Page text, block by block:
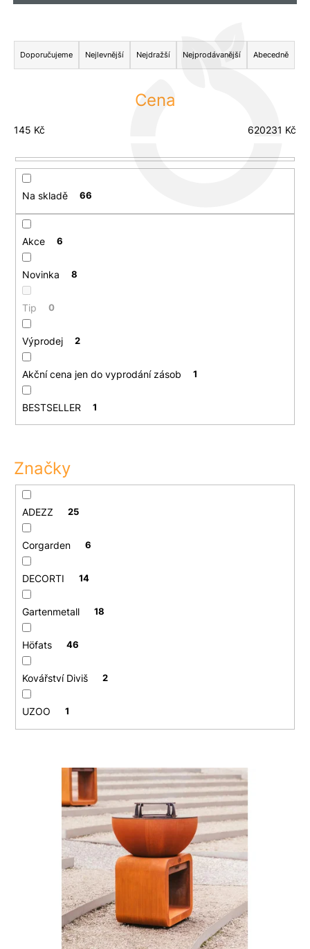
Ř
a
z
í
r
o
d
u
ů
Doporučujeme Nejlevnější Nejdražší Nejprodávanější Abecedně
Cena
145 Kč 620231 Kč
Na skladě 66
Akce 6
Novinka 8
Tip 0
Výprodej 2
Akční cena jen do vyprodání zásob 1
BESTSELLER 1
Značky
ADEZZ 25
Corgarden 6
DECORTI 14
Gartenmetall 18
Höfats 46
Kovářství Diviš 2
UZOO 1
u
e
m
e